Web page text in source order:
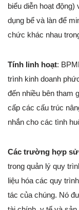
biểu diễn hoạt
dụng bể và làn để
chức khác nhau
Tính linh hoạt:
trình kinh doanh
đến nhiều bên tham
cấp các cấu trúc
nhắn cho các tình
Các trường hợp
trong quản lý quy
liệu hóa các quy
tác của chúng. Nó